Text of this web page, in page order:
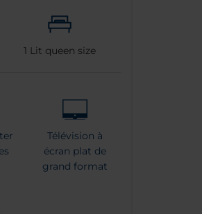
1 Lit queen size
Télévision à
écran plat de
grand format